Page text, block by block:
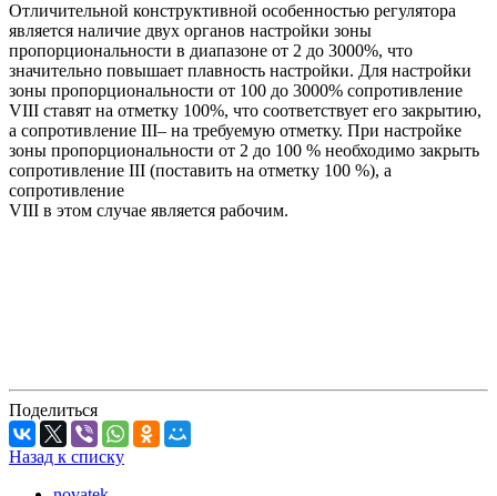
Отличительной конструктивной особенностью регулятора
является наличие двух органов настройки зоны
пропорциональности в диапазоне от 2 до 3000%, что
значительно повышает плавность настройки. Для настройки
зоны пропорциональности от 100 до 3000% сопротивление
VIII ставят на отметку 100%, что соответствует его закрытию,
а сопротивление III– на требуемую отметку. При настройке
зоны пропорциональности от 2 до 100 % необходимо закрыть
сопротивление III (поставить на отметку 100 %), а
сопротивление
VIII в этом случае является рабочим.
Поделиться
Назад к списку